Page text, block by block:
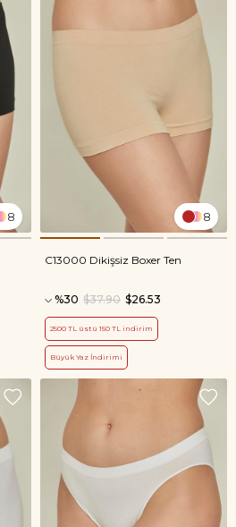
8 8
C13000 Dikişsiz Boxer Ten
%30 $26.53
$37.90
2500 TL üstü 150 TL indirim
Büyük Yaz İndirimi